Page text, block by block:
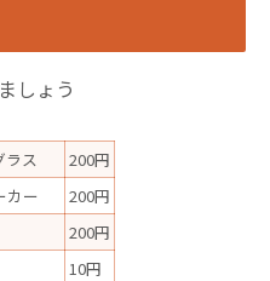
しょう
ラス
200円
カー
200円
200円
10円